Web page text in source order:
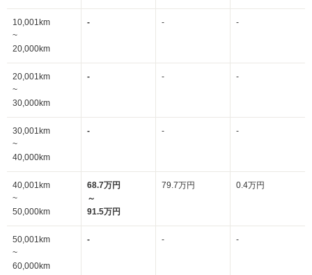
10,001km
~
20,000km
- - -
20,001km
~
30,000km
- - -
30,001km
~
40,000km
- - -
40,001km
~
50,000km
68.7万円
～
91.5万円
79.7万円 0.4万円
50,001km
~
60,000km
- - -